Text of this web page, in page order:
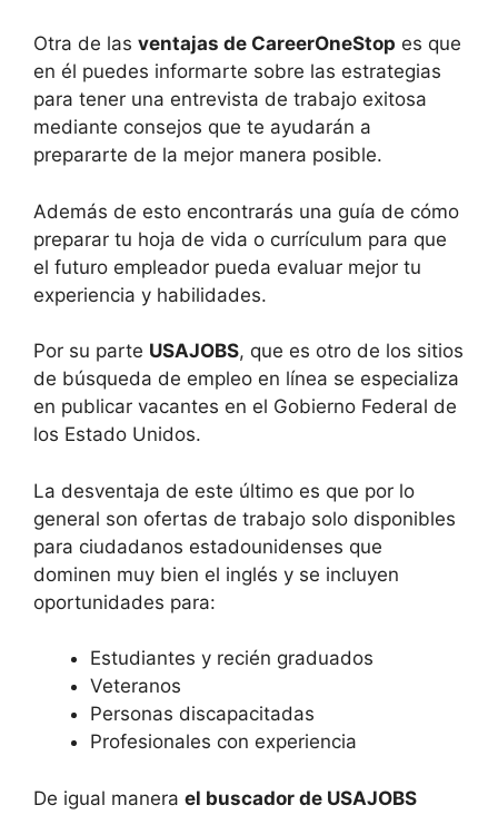
Otra de las ventajas de CareerOneStop es que
en él puedes informarte sobre las estrategias
para tener una entrevista de trabajo exitosa
mediante consejos que te ayudarán a
prepararte de la mejor manera posible.
Además de esto encontrarás una guía de cómo
preparar tu hoja de vida o currículum para que
el futuro empleador pueda evaluar mejor tu
experiencia y habilidades.
Por su parte USAJOBS, que es otro de los sitios
de búsqueda de empleo en línea se especializa
en publicar vacantes en el Gobierno Federal de
los Estado Unidos.
La desventaja de este último es que por lo
general son ofertas de trabajo solo disponibles
para ciudadanos estadounidenses que
dominen muy bien el inglés y se incluyen
oportunidades para:
Estudiantes y recién graduados
Veteranos
Personas discapacitadas
Profesionales con experiencia
De igual manera el buscador de USAJOBS